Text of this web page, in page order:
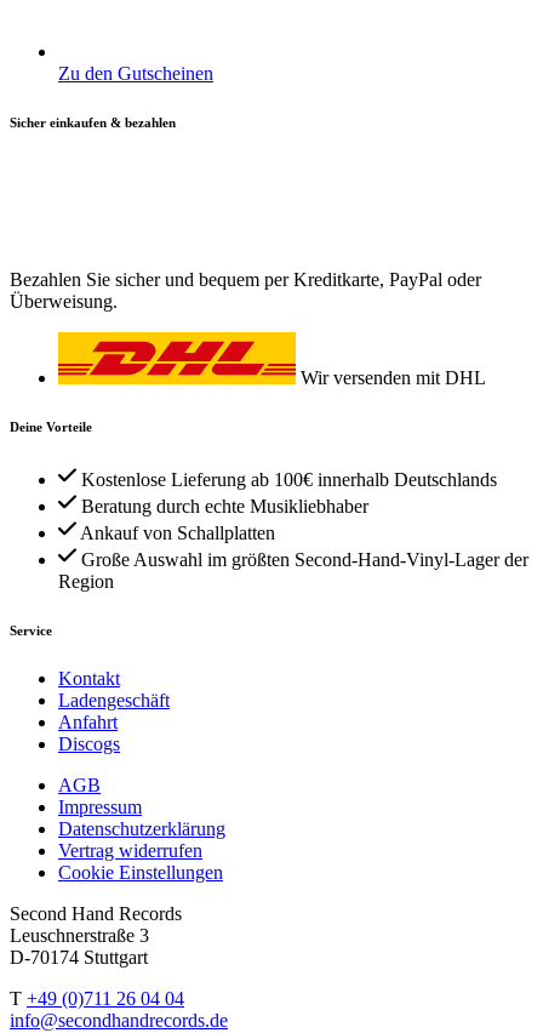
Zu den Gutscheinen
Sicher einkaufen & bezahlen
Bezahlen Sie sicher und bequem per Kreditkarte, PayPal oder
Überweisung.
Wir versenden mit DHL
Deine Vorteile
Kostenlose Lieferung ab 100€ innerhalb Deutschlands
Beratung durch echte Musikliebhaber
Ankauf von Schallplatten
Große Auswahl im größten Second-Hand-Vinyl-Lager der
Region
Service
Kontakt
Ladengeschäft
Anfahrt
Discogs
AGB
Impressum
Datenschutzerklärung
Vertrag widerrufen
Cookie Einstellungen
Second Hand Records
Leuschnerstraße 3
D-70174 Stuttgart
T +49 (0)711 26 04 04
info@secondhandrecords.de